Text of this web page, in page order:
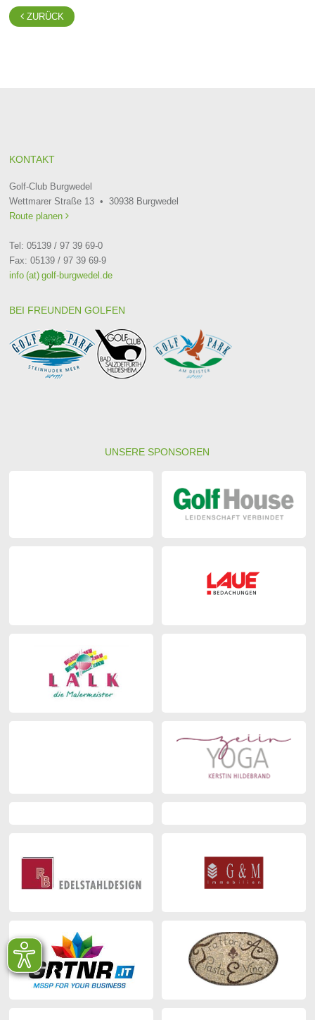
ZURÜCK
KONTAKT
Golf-Club Burgwedel
Wettmarer Straße 13 • 30938 Burgwedel
Route planen
Tel: 05139 / 97 39 69-0
Fax: 05139 / 97 39 69-9
info (at) golf-burgwedel.de
BEI FREUNDEN GOLFEN
UNSERE SPONSOREN